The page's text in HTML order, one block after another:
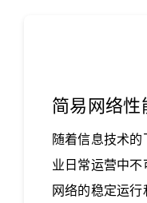
简易网络性
随着信息技术
业日常运营中
网络的稳定运